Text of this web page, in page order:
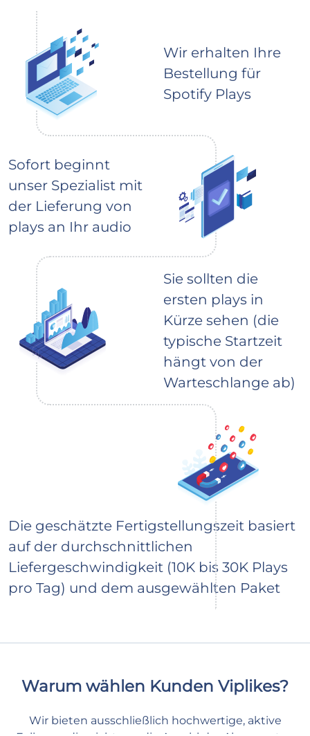
Wir erhalten Ihre
Bestellung für
Spotify Plays
Sofort beginnt
unser Spezialist mit
der Lieferung von
plays an Ihr audio
Sie sollten die
ersten plays in
Kürze sehen (die
typische Startzeit
hängt von der
Warteschlange ab)
Die geschätzte Fertigstellungszeit basiert
auf der durchschnittlichen
Liefergeschwindigkeit (10K bis 30K Plays
pro Tag) und dem ausgewählten Paket
Warum wählen Kunden Viplikes?
Wir bieten ausschließlich hochwertige, aktive